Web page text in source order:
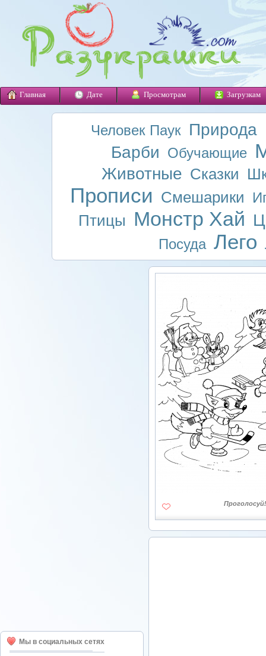
Главная Дате Просмотрам Загрузкам
Человек Паук Природа
Барби Обучающие
Животные Сказки
Прописи Смешарики
Птицы Монстр Хай
Посуда Лего
Мы в социальных сетях
Проголосуй!